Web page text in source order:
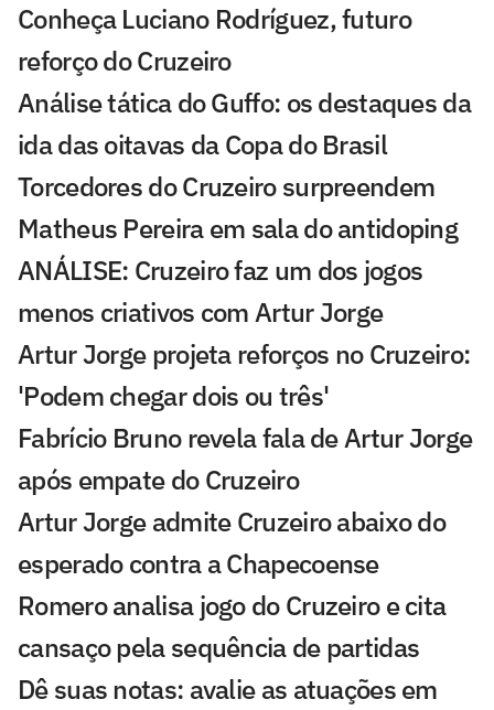
Conheça Luciano Rodríguez, futuro
reforço do Cruzeiro
Análise tática do Guffo: os destaques da
ida das oitavas da Copa do Brasil
Torcedores do Cruzeiro surpreendem
Matheus Pereira em sala do antidoping
ANÁLISE: Cruzeiro faz um dos jogos
menos criativos com Artur Jorge
Artur Jorge projeta reforços no Cruzeiro:
'Podem chegar dois ou três'
Fabrício Bruno revela fala de Artur Jorge
após empate do Cruzeiro
Artur Jorge admite Cruzeiro abaixo do
esperado contra a Chapecoense
Romero analisa jogo do Cruzeiro e cita
cansaço pela sequência de partidas
Dê suas notas: avalie as atuações em